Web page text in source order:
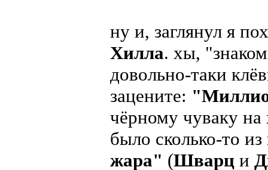
ну и, заглянул я
Хилла. хы,
довольно-таки
зацените:
чёрному чуваку на
было сколько-то
жара" (Шварц и